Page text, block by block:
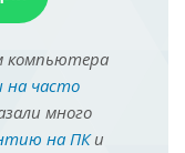
компьютера
часто
много
на ПКи